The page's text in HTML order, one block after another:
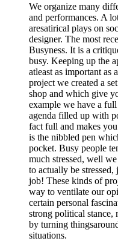
We organize many
and performances. A
aresatirical plays on
designer. The most
Busyness. It is a
busy. Keeping up the
atleast as important as
project we created a
shop and which give
example we have a
agenda filled up with
fact full and makes
is the nibbled pen
pocket. Busy people
much stressed, well
to actually be
job! These kinds of
way to ventilate our
certain personal
strong political stance,
by turning
situations.